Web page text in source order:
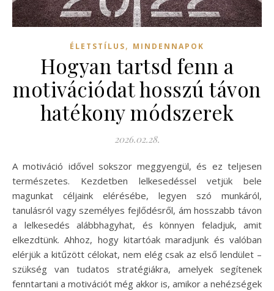
ÉLETSTÍLUS, MINDENNAPOK
Hogyan tartsd fenn a
motivációdat hosszú távon
hatékony módszerek
2026.02.28.
A motiváció idővel sokszor meggyengül, és ez teljesen
természetes. Kezdetben lelkesedéssel vetjük bele
magunkat céljaink elérésébe, legyen szó munkáról,
tanulásról vagy személyes fejlődésről, ám hosszabb távon
a lelkesedés alábbhagyhat, és könnyen feladjuk, amit
elkezdtünk. Ahhoz, hogy kitartóak maradjunk és valóban
elérjük a kitűzött célokat, nem elég csak az első lendület –
szükség van tudatos stratégiákra, amelyek segítenek
fenntartani a motivációt még akkor is, amikor a nehézségek